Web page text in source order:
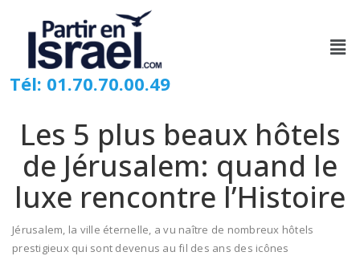
Tél: 01.70.70.00.49
Les 5 plus beaux hôtels
de Jérusalem: quand le
luxe rencontre l’Histoire
Jérusalem, la ville éternelle, a vu naître de nombreux hôtels
prestigieux qui sont devenus au fil des ans des icônes